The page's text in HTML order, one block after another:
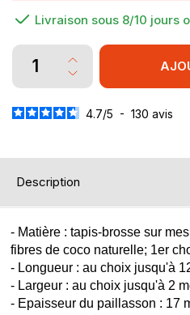
Livraison sous 8/10 jours
4.7/5 - 130 avis
Description
- Matière : tapis-brosse sur
fibres de coco naturelle; 1er
- Longueur : au choix jusqu'à
- Largeur : au choix jusqu'à 2
- Epaisseur du paillasson : 17